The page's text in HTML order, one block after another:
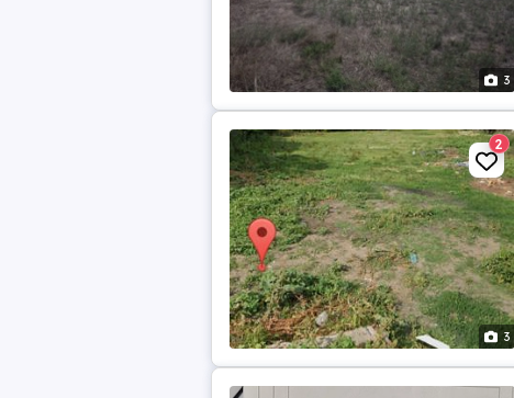
3
3
2